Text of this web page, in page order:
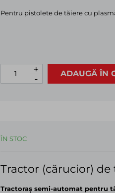
Pentru pistolete de tăiere cu plasmă
ADAUGĂ ÎN
+
-
ÎN STOC
Tractor (cărucior) de
Tractoraş semi-automat pentru